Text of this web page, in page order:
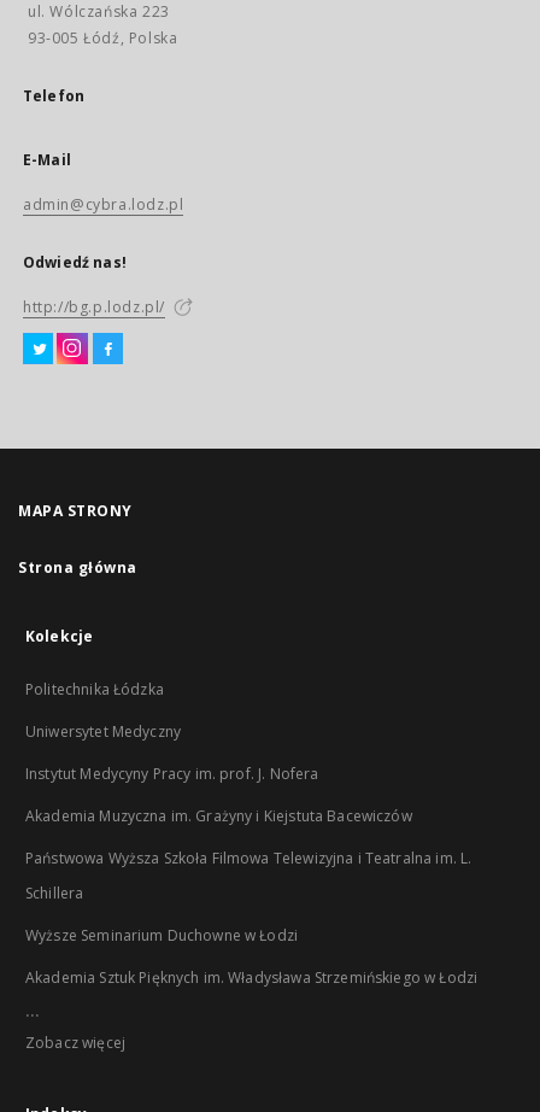
ul. Wólczańska 223
93-005 Łódź, Polska
Telefon
E-Mail
admin@cybra.lodz.pl
Odwiedź nas!
http://bg.p.lodz.pl/
MAPA STRONY
Strona główna
Kolekcje
Politechnika Łódzka
Uniwersytet Medyczny
Instytut Medycyny Pracy im. prof. J. Nofera
Akademia Muzyczna im. Grażyny i Kiejstuta Bacewiczów
Państwowa Wyższa Szkoła Filmowa Telewizyjna i Teatralna im. L.
Schillera
Wyższe Seminarium Duchowne w Łodzi
Akademia Sztuk Pięknych im. Władysława Strzemińskiego w Łodzi
...
Zobacz więcej